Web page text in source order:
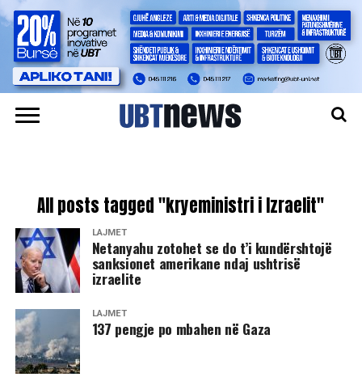
All posts tagged "kryeministri i Izraelit"
LAJMET
Netanyahu zotohet se do t’i kundërshtojë
sanksionet amerikane ndaj ushtrisë
izraelite
LAJMET
137 pengje po mbahen në Gaza